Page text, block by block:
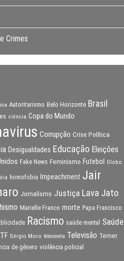
Crimes
Autoritarismo Belo Horizonte Brasil
ciência Copa do Mundo
Corrupção Crise Política
Desigualdades Educação Eleições
Fake News Feminismo Futebol Globo
homofobia Impeachment Jair
Jornalismo Justiça Lava Jato
Marielle Franco morte Papa Francisco
Racismo saúde mental
Saúde
Sérgio Moro telenovela Televisão Temer
de gênero violência policial